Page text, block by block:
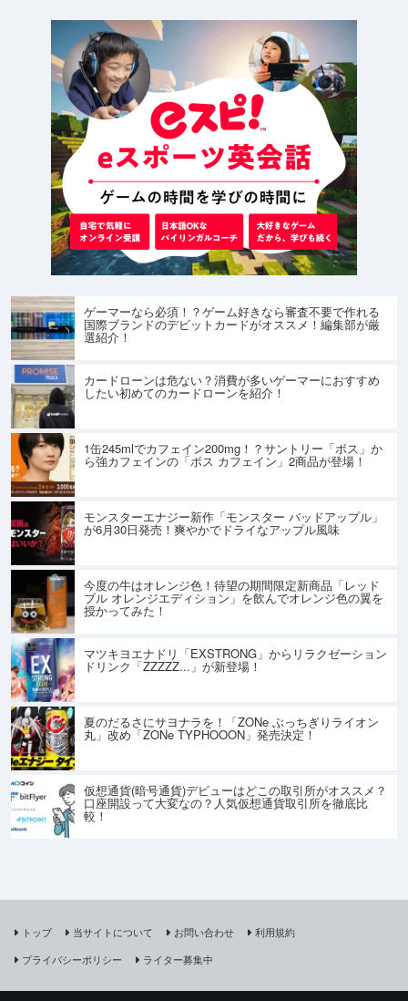
ゲーマーなら必須！？ゲーム好きなら審査不要で作れる
国際ブランドのデビットカードがオススメ！編集部が厳
選紹介！
カードローンは危ない？消費が多いゲーマーにおすすめ
したい初めてのカードローンを紹介！
1缶245mlでカフェイン200mg！？サントリー「ボス」か
ら強カフェインの「ボス カフェイン」2商品が登場！
モンスターエナジー新作「モンスター バッドアップル」
が6月30日発売！爽やかでドライなアップル風味
今度の牛はオレンジ色！待望の期間限定新商品「レッド
ブル オレンジエディション」を飲んでオレンジ色の翼を
授かってみた！
マツキヨエナドリ「EXSTRONG」からリラクゼーション
ドリンク「ZZZZZ...」が新登場！
夏のだるさにサヨナラを！「ZONe ぶっちぎりライオン
丸」改め「ZONe TYPHOOON」発売決定！
仮想通貨(暗号通貨)デビューはどこの取引所がオススメ？
口座開設って大変なの？人気仮想通貨取引所を徹底比
較！
トップ 当サイトについて お問い合わせ
利用規約
プライバシーポリシー
ライター募集中